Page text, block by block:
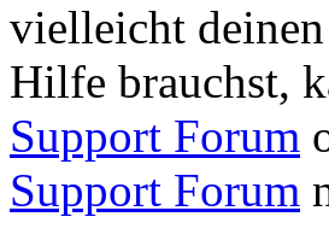
vielleicht
Hilfe brauchst,
Support Forum
Support Forum